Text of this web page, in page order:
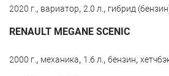
2020 г., вариатор, 2.0 л., гибрид
RENAULT MEGANE SCENIC
2000 г., механика, 1.6 л., бензин,